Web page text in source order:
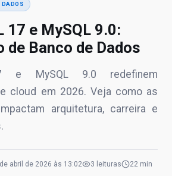
DADOS
17 e MySQL 9.0:
de Banco de Dados
e MySQL 9.0 redefinem
cloud em 2026. Veja como as
arquitetura, carreira e
abril de 2026 às 13:02 3 leituras 22 min